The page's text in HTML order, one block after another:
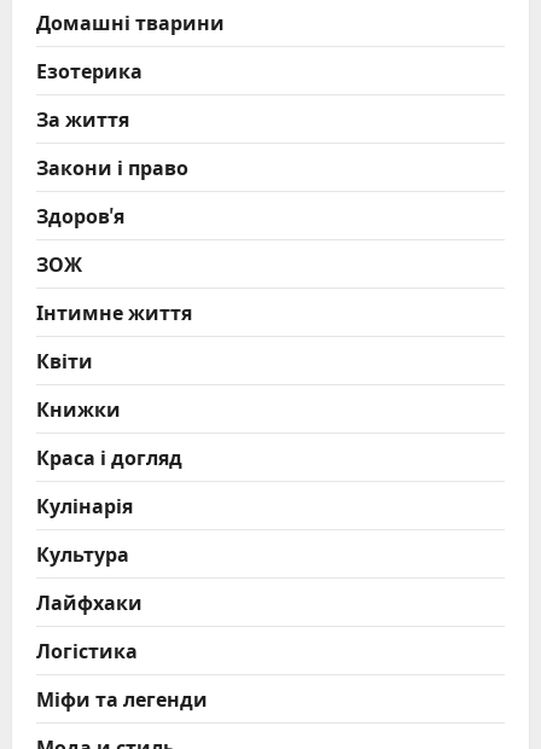
Домашні тварини
Езотерика
За життя
Закони і право
Здоров'я
ЗОЖ
Інтимне життя
Квіти
Книжки
Краса і догляд
Кулінарія
Культура
Лайфхаки
Логістика
Міфи та легенди